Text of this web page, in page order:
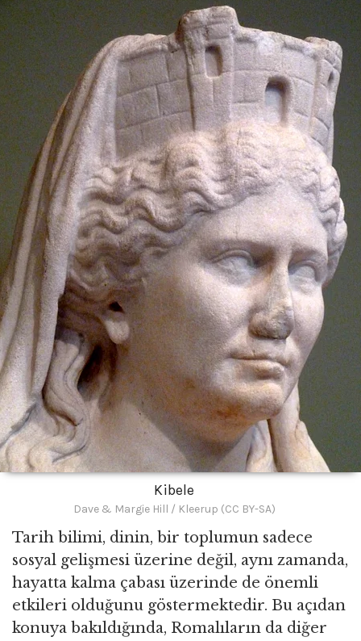
Kibele
Dave & Margie Hill / Kleerup (CC BY-SA)
Tarih bilimi, dinin, bir toplumun sadece
sosyal gelişmesi üzerine değil, aynı zamanda,
hayatta kalma çabası üzerinde de önemli
etkileri olduğunu göstermektedir. Bu açıdan
konuya bakıldığında, Romalıların da diğer